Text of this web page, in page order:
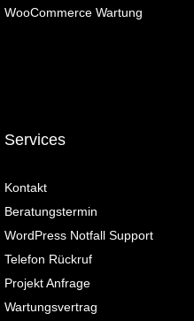
WooCommerce Wartung
Services
Kontakt
Beratungstermin
WordPress Notfall Support
Telefon Rückruf
Projekt Anfrage
Wartungsvertrag